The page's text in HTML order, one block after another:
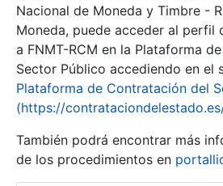
Erakutsi/Ezkutatu
Nacional de Moneda y Timbre -
Moneda, puede acceder al perfil
a FNMT-RCM en la Plataforma
Sector Público accediendo en el
Plataforma de Contratación del
(https://
También podrá encontrar más
de los procedimientos en